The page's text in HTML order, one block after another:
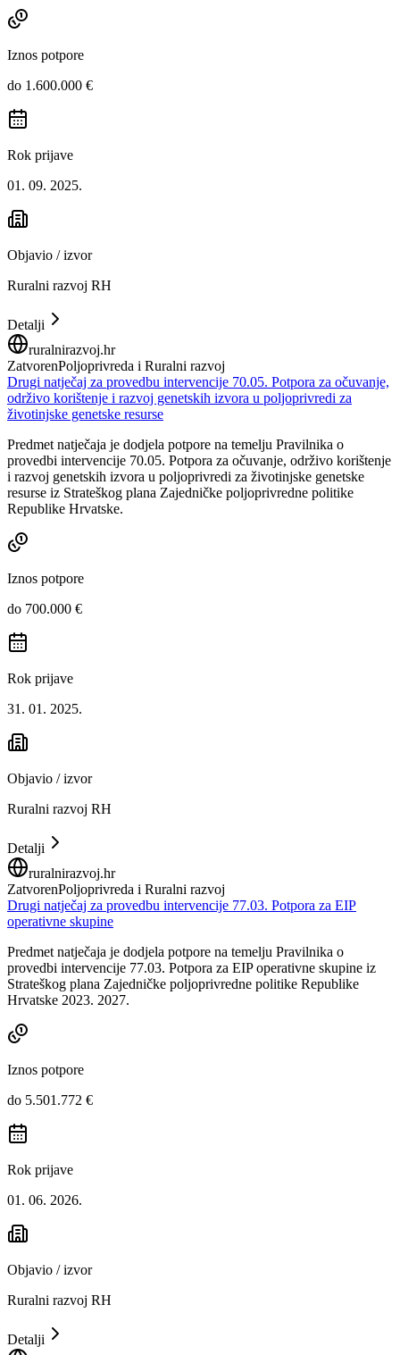
Iznos potpore
do 1.600.000 €
Rok prijave
01. 09. 2025.
Objavio / izvor
Ruralni razvoj RH
Detalji
ruralnirazvoj.hr
ZatvorenPoljoprivreda i Ruralni razvoj
Drugi natječaj za provedbu intervencije 70.05. Potpora za očuvanje,
održivo korištenje i razvoj genetskih izvora u poljoprivredi za
životinjske genetske resurse
Predmet natječaja je dodjela potpore na temelju Pravilnika o
provedbi intervencije 70.05. Potpora za očuvanje, održivo korištenje
i razvoj genetskih izvora u poljoprivredi za životinjske genetske
resurse iz Strateškog plana Zajedničke poljoprivredne politike
Republike Hrvatske.
Iznos potpore
do 700.000 €
Rok prijave
31. 01. 2025.
Objavio / izvor
Ruralni razvoj RH
Detalji
ruralnirazvoj.hr
ZatvorenPoljoprivreda i Ruralni razvoj
Drugi natječaj za provedbu intervencije 77.03. Potpora za EIP
operativne skupine
Predmet natječaja je dodjela potpore na temelju Pravilnika o
provedbi intervencije 77.03. Potpora za EIP operativne skupine iz
Strateškog plana Zajedničke poljoprivredne politike Republike
Hrvatske 2023. 2027.
Iznos potpore
do 5.501.772 €
Rok prijave
01. 06. 2026.
Objavio / izvor
Ruralni razvoj RH
Detalji